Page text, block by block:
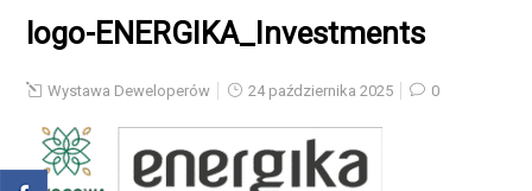
logo-ENERGIKA_Investments
Wystawa Deweloperów 24 października 2025 0